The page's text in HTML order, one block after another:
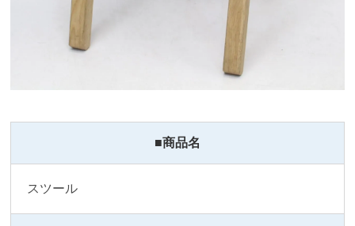
■商品名
スツール